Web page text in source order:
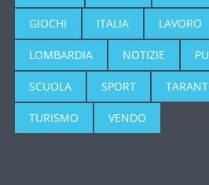
GIOCHI ITALIA LAVORO
LOMBARDIA NOTIZIE
SCUOLA SPORT
TURISMO VENDO